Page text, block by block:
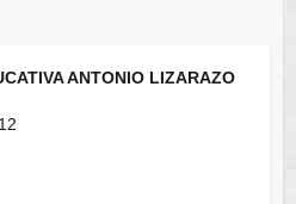
ANTONIO LIZARAZO